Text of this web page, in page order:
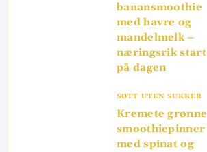
fiber
banansmoothie
med havre og
mandelmelk –
næringsrik start
på dagen
SØTT UTEN SUKKER
Kremete grønne
smoothiepinner
med spinat og